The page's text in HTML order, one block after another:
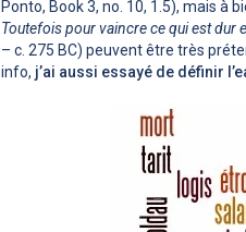
Ponto, Book 3, no. 10, 1.5), mais à
Toutefois pour vaincre ce qui est dur
– c. 275 BC) peuvent être très
info, j’ai aussi essayé de définir